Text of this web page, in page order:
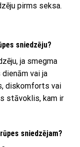
pirms seksa.
sniedzēju?
ja smegma
vai ja
diskomforts vai
stāvoklis, kam ir
sniedzējam?